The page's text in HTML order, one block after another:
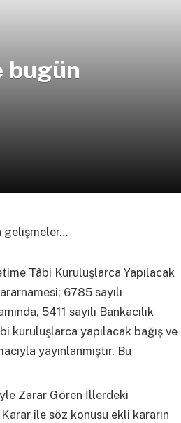
bugün
gelişmeler…
Tâbi Kuruluşlarca Yapılacak
6785 sayılı
5411 sayılı Bankacılık
kuruluşlarca yapılacak bağış ve
yayınlanmıştır. Bu
Zarar Gören İllerdeki
ile söz konusu ekli kararın